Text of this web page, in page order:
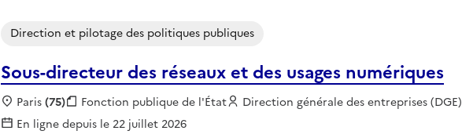
Sous-directeur des réseaux et des usages numériques
Direction et pilotage des politiques publiques
Localisation :
Paris(75) Fonction publique :
Fonction publique de l'État Employeur :
Direction générale des entreprises (DGE)
En ligne depuis le 22 juillet 2026